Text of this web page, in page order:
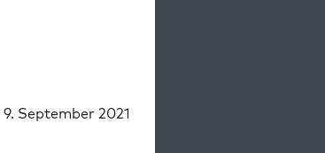
9. September 2021